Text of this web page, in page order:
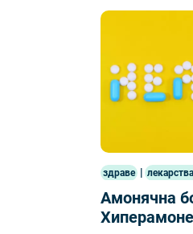
здраве |
Амонячна